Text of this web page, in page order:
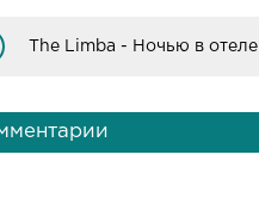
The Limba - Ночью в отеле